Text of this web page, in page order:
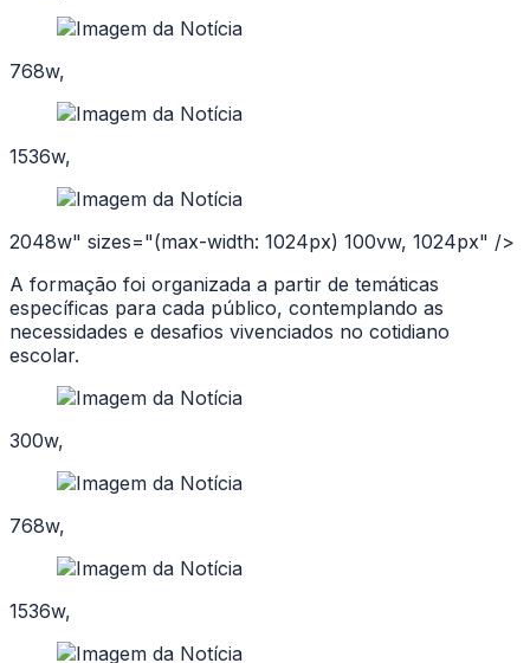
768w,
1536w,
2048w" sizes="(max-width: 1024px) 100vw, 1024px" />
A formação foi organizada a partir de temáticas
específicas para cada público, contemplando as
necessidades e desafios vivenciados no cotidiano
escolar.
300w,
768w,
1536w,